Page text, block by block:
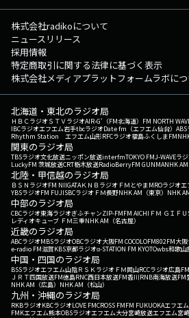
株式会社radikoについて
ニュースリリース
採用情報
特定商取引に関する法律に基づく表示
株式会社メディアプラットフォームラボに
北海道・東北のラジオ局
ＨＢＣラジオＳＴＶラジオAIR-G'（FM北海道） FM NORTH
IBCラジオエフエム岩手tbcラジオDate fm（エフエム仙台）
Rhythm Station エフエム山形RFCラジオ福島ふくしまFM
関東のラジオ局
TBSラジオ文化放送ニッポン放送interfmTOKYO FMJ-WAVEラ
LuckyFM 茨城放送CRT栃木放送RadioBerryFM GUNMANHK AM
北陸・甲信越のラジオ局
ＢＳＮラジオFM NIIGATAＫＮＢラジオ ＦＭとやまMROラジオエ
YBSラジオFM FUJISBCラジオ ＦＭ長野NHK AM（東京） NHK
中部のラジオ局
CBCラジオ東海ラジオぎふチャンZIP-FMFM AICHI ＦＭ ＧＩＦＵ
レディオキューブ ＦＭ三重NHK AM（名古屋）
近畿のラジオ局
ABCラジオMBSラジオOBCラジオ大阪FM COCOLOFM802FM大阪
e-radio FM滋賀KBS京都ラジオα-STATION FM KYOTOwbs和歌山
中国・四国のラジオ局
BSSラジオエフエム山陰ＲＳＫラジオ ＦＭ岡山RCCラジオ広島FM
ＪＲＴ四国放送FM徳島RNC西日本放送FM香川RNB南海放送FM
NHK AM（広島） NHK AM（松山）
九州・沖縄のラジオ局
RKBラジオKBCラジオLOVE FMCROSS FMFM FUKUOKAエフエ
FMKエフエム熊本OBSラジオエフエム大分宮崎放送エフエム宮崎